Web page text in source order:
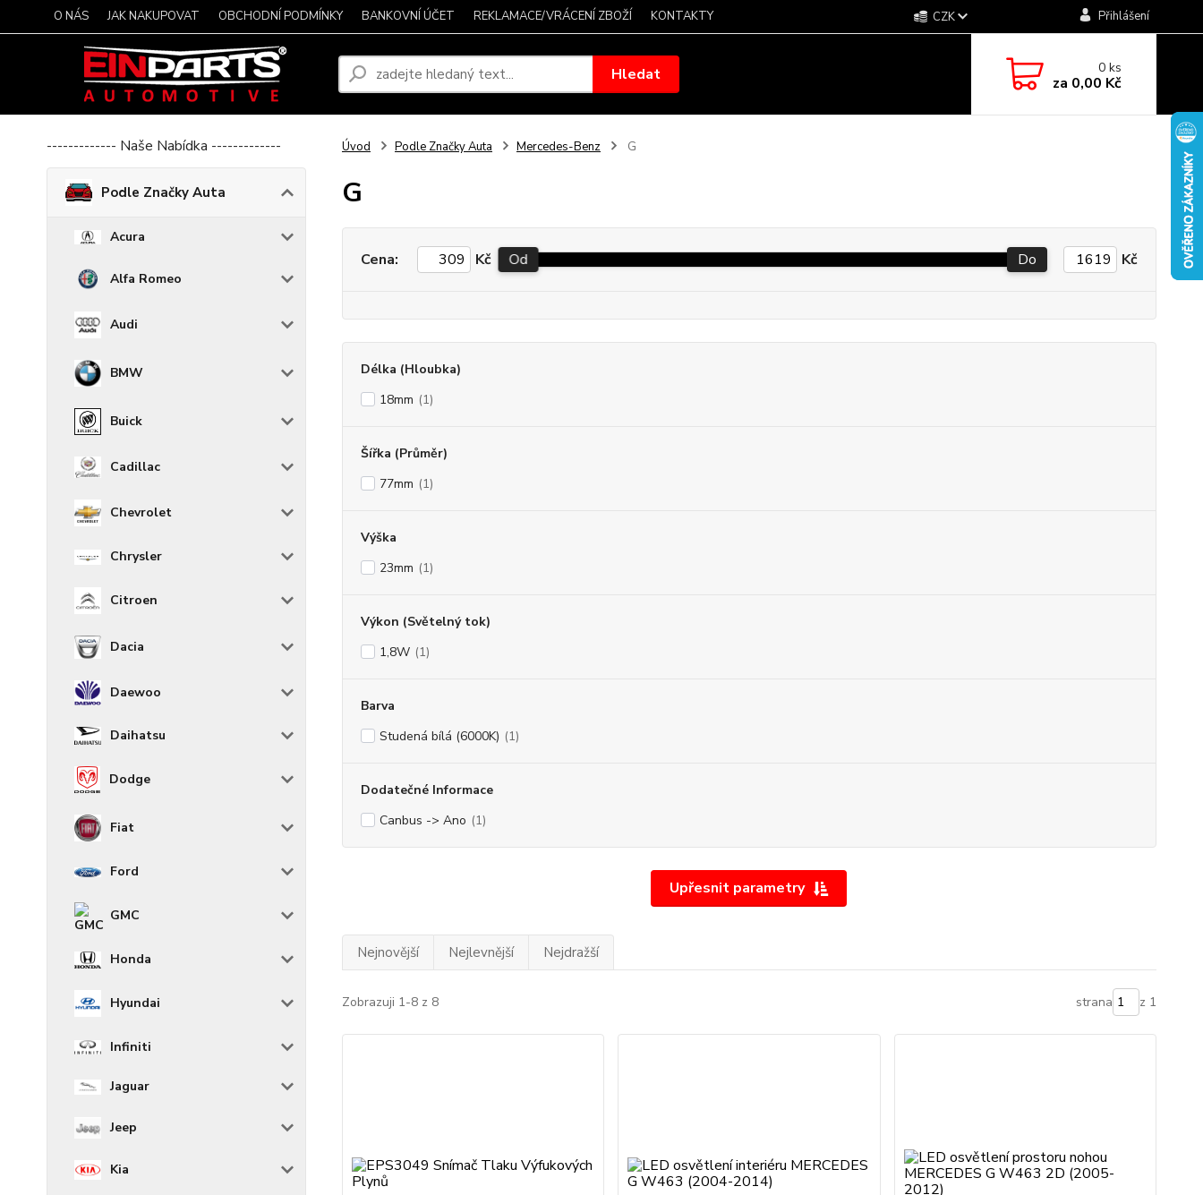
O NÁS JAK NAKUPOVAT OBCHODNÍ PODMÍNKY BANKOVNÍ ÚČET REKLAMACE/VRÁCENÍ ZBOŽÍ KONTAKTY CZK Přihlášení
Hledat 0ks
za 0,00 Kč
------------- Naše Nabídka -------------
Podle Značky Auta
Acura
Alfa Romeo
Audi
BMW
Buick
Cadillac
Chevrolet
Chrysler
Citroen
Dacia
Daewoo
Daihatsu
Dodge
Fiat
Ford
GMC
Honda
Hyundai
Infiniti
Jaguar
Jeep
Kia
Úvod Podle Značky Auta Mercedes-Benz G
G
Upřesnit parametry
Cena: Kč Od Do Kč
Délka (Hloubka)
18mm (1)
Šířka (Průměr)
77mm (1)
Výška
23mm (1)
Výkon (Světelný tok)
1,8W (1)
Barva
Studená bílá (6000K) (1)
Dodatečné Informace
Canbus -> Ano (1)
Nejnovější Nejlevnější Nejdražší
Zobrazuji 1-8 z 8 strana z 1